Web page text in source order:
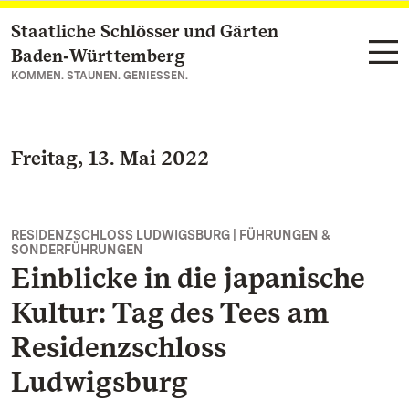
Zum Hauptinhalt springen
Staatliche Schlösser und Gärten
Baden‑Württemberg
KOMMEN. STAUNEN. GENIESSEN.
Freitag, 13. Mai 2022
RESIDENZSCHLOSS LUDWIGSBURG | FÜHRUNGEN &
SONDERFÜHRUNGEN
Einblicke in die japanische
Kultur: Tag des Tees am
Residenzschloss
Ludwigsburg